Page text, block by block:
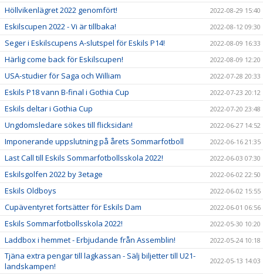
Höllvikenlägret 2022 genomfört! 2022-08-29 15:40
Eskilscupen 2022 - Vi är tillbaka! 2022-08-12 09:30
Seger i Eskilscupens A-slutspel för Eskils P14! 2022-08-09 16:33
Härlig come back för Eskilscupen! 2022-08-09 12:20
USA-studier för Saga och William 2022-07-28 20:33
Eskils P18 vann B-final i Gothia Cup 2022-07-23 20:12
Eskils deltar i Gothia Cup 2022-07-20 23:48
Ungdomsledare sökes till flicksidan! 2022-06-27 14:52
Imponerande uppslutning på årets Sommarfotboll 2022-06-16 21:35
Last Call till Eskils Sommarfotbollsskola 2022! 2022-06-03 07:30
Eskilsgolfen 2022 by 3etage 2022-06-02 22:50
Eskils Oldboys 2022-06-02 15:55
Cupäventyret fortsätter för Eskils Dam 2022-06-01 06:56
Eskils Sommarfotbollsskola 2022! 2022-05-30 10:20
Laddbox i hemmet - Erbjudande från Assemblin! 2022-05-24 10:18
Tjäna extra pengar till lagkassan - Sälj biljetter till U21-
landskampen!
2022-05-13 14:03